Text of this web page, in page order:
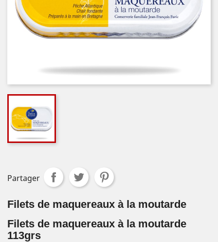
Partager
Filets de maquereaux à la moutarde
Filets de maquereaux à la moutarde
113grs